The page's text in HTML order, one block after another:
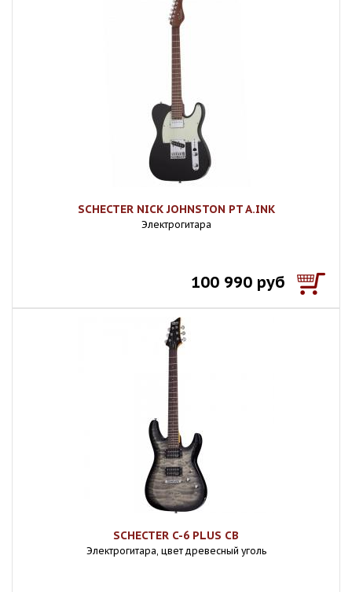
SCHECTER NICK JOHNSTON PT A.INK
Электрогитара
100 990 руб
SCHECTER C-6 PLUS CB
Электрогитара, цвет древесный уголь